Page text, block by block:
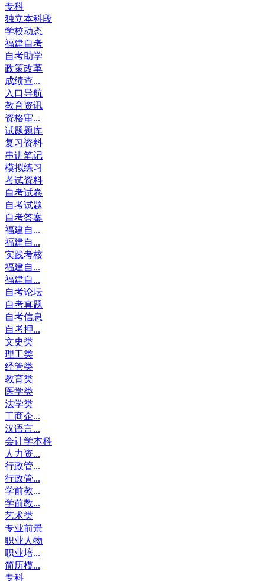
专科
独立本科段
学校动态
福建自考
自考助学
政策改革
成绩查...
入口导航
教育资讯
资格审...
试题题库
复习资料
串讲笔记
模拟练习
考试资料
自考试卷
自考试题
自考答案
福建自...
福建自...
实践考核
福建自...
福建自...
自考论坛
自考真题
自考信息
自考押...
文史类
理工类
经管类
教育类
医学类
法学类
工商企...
汉语言...
会计学本科
人力资...
行政管...
行政管...
学前教...
学前教...
艺术类
专业前景
职业人物
职业培...
简历模...
专科